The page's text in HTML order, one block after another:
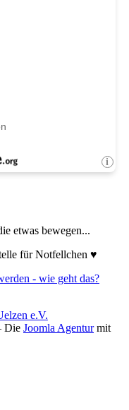
etwas bewegen...
für Notfellchen ♥
- wie geht das?
e.V.
Die Joomla Agenturmit